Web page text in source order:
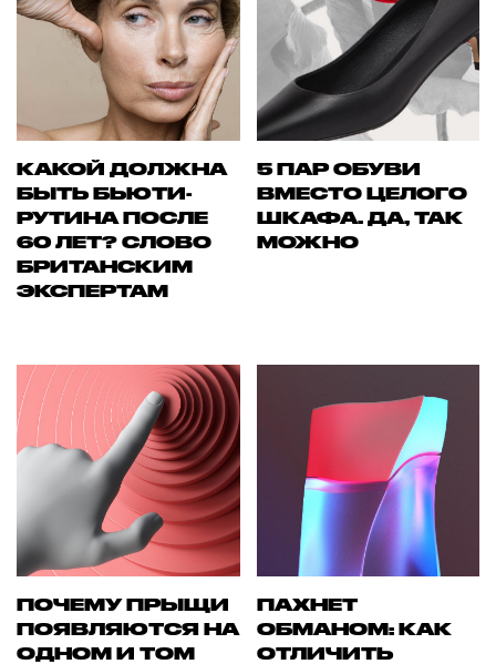
КАКОЙ ДОЛЖНА
БЫТЬ БЬЮТИ-
РУТИНА ПОСЛЕ
60 ЛЕТ? СЛОВО
БРИТАНСКИМ
ЭКСПЕРТАМ
5 ПАР ОБУВИ
ВМЕСТО ЦЕЛОГО
ШКАФА. ДА, ТАК
МОЖНО
ПОЧЕМУ ПРЫЩИ
ПОЯВЛЯЮТСЯ НА
ОДНОМ И ТОМ
ПАХНЕТ
ОБМАНОМ: КАК
ОТЛИЧИТЬ